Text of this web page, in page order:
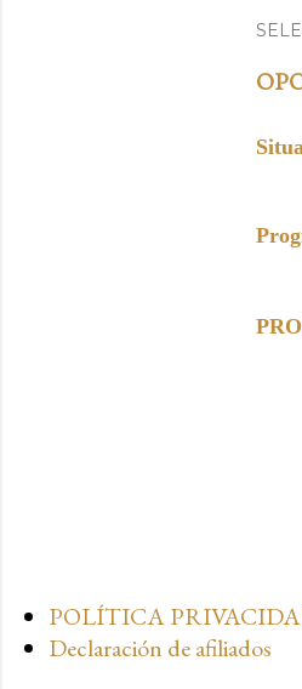
POLÍTICA
Declaración de afiliados